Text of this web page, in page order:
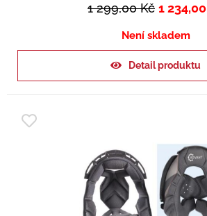
1 299,00Kč 1 234,00
Není skladem
Detail produktu